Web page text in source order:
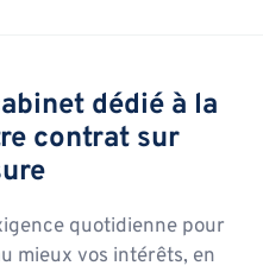
dédié à la
contrat sur
quotidienne pour
mieux vos intérêts, en